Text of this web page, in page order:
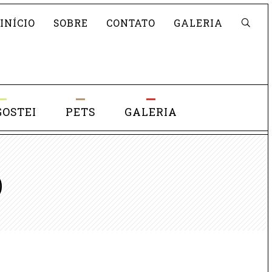
Pesquisar
INÍCIO
SOBRE CONTATO GALERIA
PETS GALERIA